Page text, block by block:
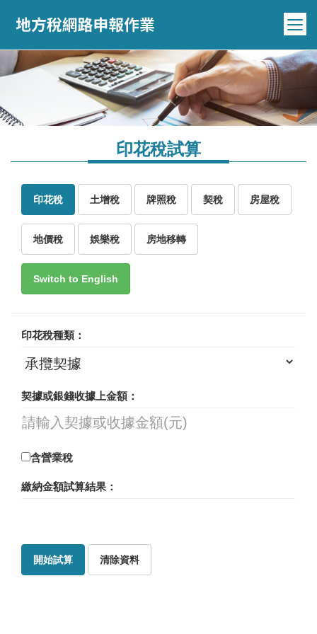
印花稅試算
印花稅 土增稅 牌照稅 契稅 房屋稅
地價稅 娛樂稅 房地移轉
Switch to English
印花稅種類：
契據或銀錢收據上金額：
含營業稅
繳納金額試算結果：
開始試算 清除資料